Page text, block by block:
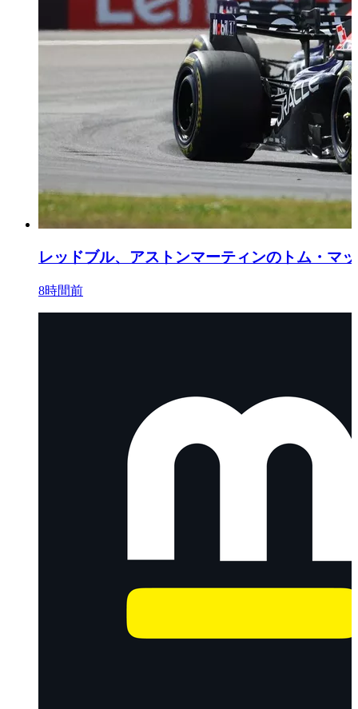
レッドブル、アストンマーティンのトム・マ
8時間前